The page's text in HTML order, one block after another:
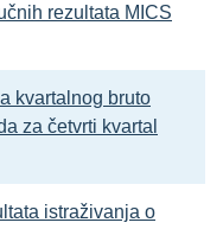
rezultata MICS
kvartalnog bruto
za četvrti kvartal
istraživanja o